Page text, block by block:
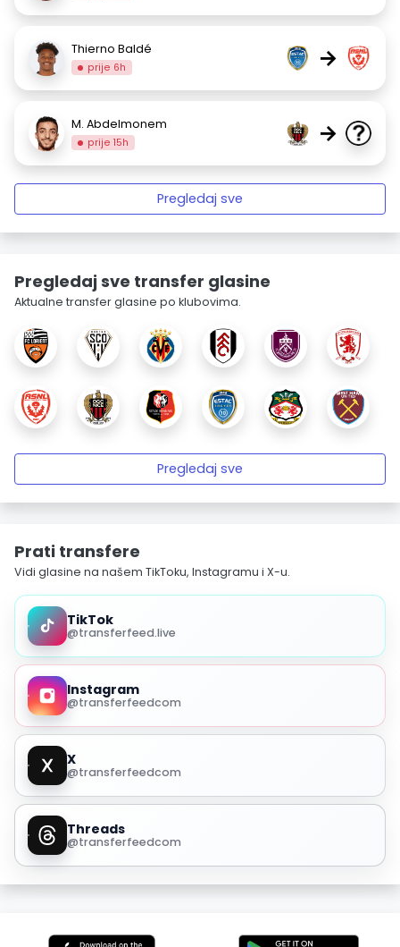
Thierno Baldé
prije 6h →
M. Abdelmonem
prije 15h →
Pregledaj sve
Pregledaj sve transfer glasine
Aktualne transfer glasine po klubovima.
Pregledaj sve
Prati transfere
Vidi glasine na našem TikToku, Instagramu i X-u.
TikTok
@transferfeed.live
Instagram
@transferfeedcom
X
@transferfeedcom
Threads
@transferfeedcom